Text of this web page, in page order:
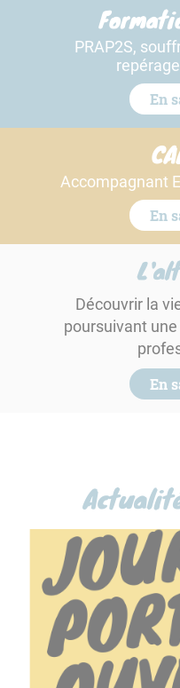
Accompagnant
En
PRAP2S,
En
Découvrir la
poursuivant
En